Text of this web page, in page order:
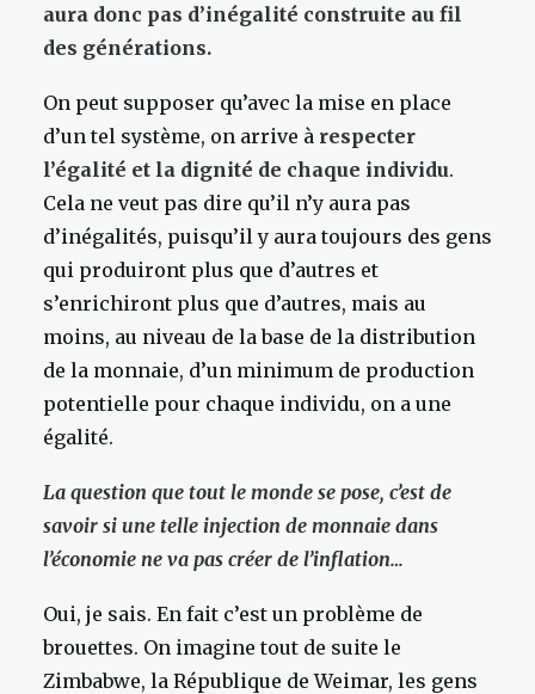
aura donc pas d’inégalité construite au fil
des générations.
On peut supposer qu’avec la mise en place
d’un tel système, on arrive à respecter
l’égalité et la dignité de chaque individu.
Cela ne veut pas dire qu’il n’y aura pas
d’inégalités, puisqu’il y aura toujours des gens
qui produiront plus que d’autres et
s’enrichiront plus que d’autres, mais au
moins, au niveau de la base de la distribution
de la monnaie, d’un minimum de production
potentielle pour chaque individu, on a une
égalité.
La question que tout le monde se pose, c’est de
savoir si une telle injection de monnaie dans
l’économie ne va pas créer de l’inflation…
Oui, je sais. En fait c’est un problème de
brouettes. On imagine tout de suite le
Zimbabwe, la République de Weimar, les gens